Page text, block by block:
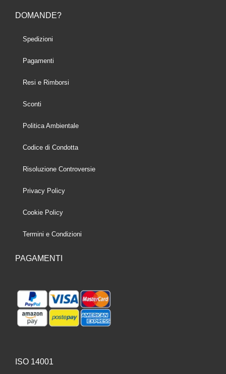
DOMANDE?
Spedizioni
Pagamenti
Resi e Rimborsi
Sconti
Politica Ambientale
Codice di Condotta
Risoluzione Controversie
Privacy Policy
Cookie Policy
Termini e Condizioni
PAGAMENTI
ISO 14001